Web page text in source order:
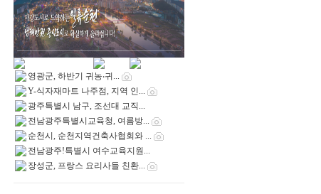
영광군, 하반기 귀농‧귀...
Y-식자재마트 나주점, 지역 인...
광주특별시 남구, 조선대 교직...
전남광주특별시교육청, 여름방...
순천시, 순천지역건축사협회와 ...
전남광주!특별시 여수교육지원...
장성군, 프랑스 요리사들 친환...